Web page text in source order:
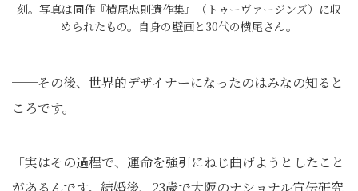
刻。写真は同作『横尾忠則遺作集』（トゥーヴァージンズ）に収
められたもの。自身の壁画と30代の横尾さん。
──その後、世界的デザイナーになったのはみなの知ると
ころです。
「実はその過程で、運命を強引にねじ曲げようとしたこと